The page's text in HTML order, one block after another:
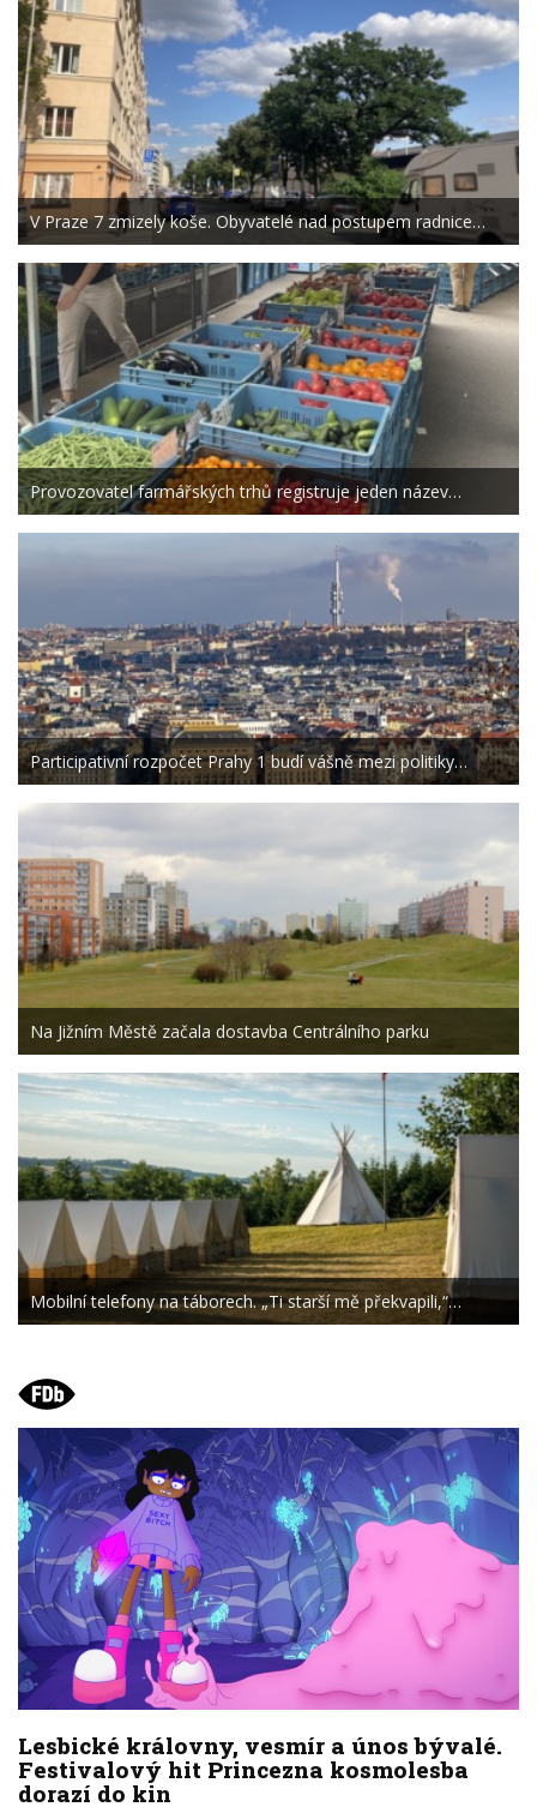
V Praze 7 zmizely koše. Obyvatelé nad postupem radnice…
Provozovatel farmářských trhů registruje jeden název…
Participativní rozpočet Prahy 1 budí vášně mezi politiky…
Na Jižním Městě začala dostavba Centrálního parku
Mobilní telefony na táborech. „Ti starší mě překvapili,“…
Lesbické královny, vesmír a únos bývalé.
Festivalový hit Princezna kosmolesba
dorazí do kin